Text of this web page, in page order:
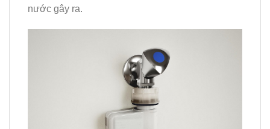
nước gây ra.